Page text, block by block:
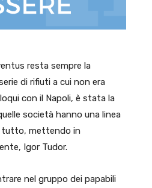
resta sempre la
di rifiuti a cui non era
con il Napoli, è stata la
società hanno una linea
tutto, mettendo in
Igor Tudor.
nel gruppo dei papabili